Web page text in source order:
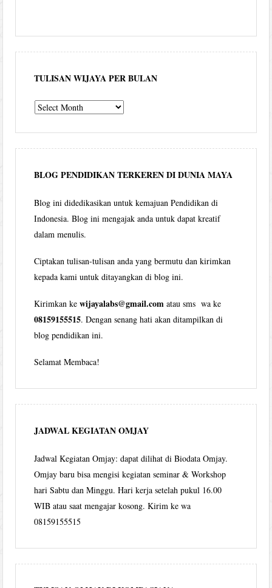
TULISAN WIJAYA PER BULAN
Tulisan
per
bulan
BLOG PENDIDIKAN TERKEREN DI DUNIA MAYA
Blog ini didedikasikan untuk kemajuan Pendidikan di
Indonesia. Blog ini mengajak anda untuk dapat kreatif
dalam menulis.
Ciptakan tulisan-tulisan anda yang bermutu dan kirimkan
kepada kami untuk ditayangkan di blog ini.
Kirimkan kewijayalabs@gmail.com atau sms wa ke
08159155515. Dengan senang hati akan ditampilkan di
blog pendidikan ini.
Selamat Membaca!
JADWAL KEGIATAN OMJAY
Jadwal Kegiatan Omjay: dapat dilihat di Biodata Omjay.
Omjay baru bisa mengisi kegiatan seminar & Workshop
hari Sabtu dan Minggu. Hari kerja setelah pukul 16.00
WIB atau saat mengajar kosong. Kirim ke wa
08159155515